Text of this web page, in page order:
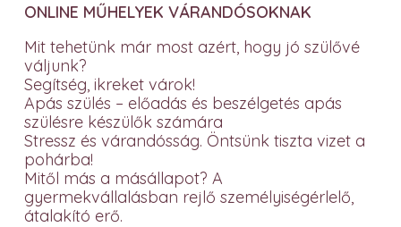
ONLINE MŰHELYEK VÁRANDÓSOKNAK
Mit tehetünk már most azért, hogy jó szülővé
váljunk?
Segítség, ikreket várok!
Apás szülés – előadás és beszélgetés apás
szülésre készülők számára
Stressz és várandósság. Öntsünk tiszta vizet a
pohárba!
Mitől más a másállapot? A
gyermekvállalásban rejlő személyiségérlelő,
átalakító erő.